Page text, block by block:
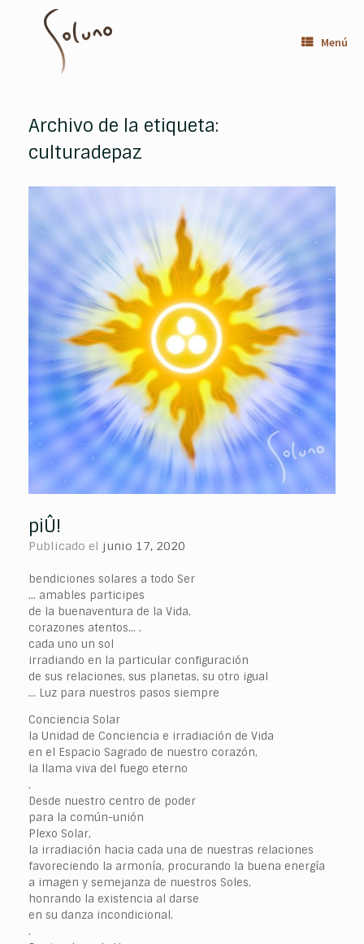
contenido
Menú
Archivo de la etiqueta:
culturadepaz
piÛ!
Publicado el junio 17, 2020
bendiciones solares a todo Ser
… amables participes
de la buenaventura de la Vida,
corazones atentos… .
cada uno un sol
irradiando en la particular configuración
de sus relaciones, sus planetas, su otro igual
… Luz para nuestros pasos siempre
Conciencia Solar
la Unidad de Conciencia e irradiación de Vida
en el Espacio Sagrado de nuestro corazón,
la llama viva del fuego eterno
.
Desde nuestro centro de poder
para la común-unión
Plexo Solar,
la irradiación hacia cada una de nuestras relaciones
favoreciendo la armonía, procurando la buena energía
a imagen y semejanza de nuestros Soles,
honrando la existencia al darse
en su danza incondicional.
.